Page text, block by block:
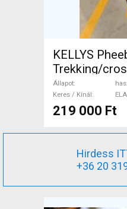
KELLYS Pheebe 30
Trekking/
használt
Állapot
Keres / Kínál
219 000 Ft
Hirdess
+36 20